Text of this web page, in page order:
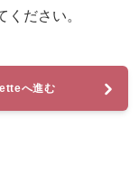
ださい。
へ進む